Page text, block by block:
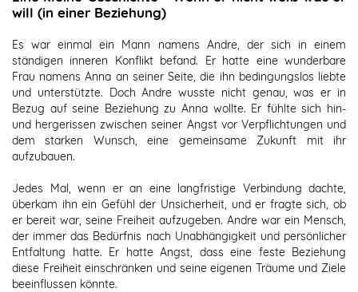
will (in einer Beziehung)
Es war einmal ein Mann namens Andre, der sich in einem
ständigen inneren Konflikt befand. Er hatte eine wunderbare
Frau namens Anna an seiner Seite, die ihn bedingungslos liebte
und unterstützte. Doch Andre wusste nicht genau, was er in
Bezug auf seine Beziehung zu Anna wollte. Er fühlte sich hin-
und hergerissen zwischen seiner Angst vor Verpflichtungen und
dem starken Wunsch, eine gemeinsame Zukunft mit ihr
aufzubauen.
Jedes Mal, wenn er an eine langfristige Verbindung dachte,
überkam ihn ein Gefühl der Unsicherheit, und er fragte sich, ob
er bereit war, seine Freiheit aufzugeben. Andre war ein Mensch,
der immer das Bedürfnis nach Unabhängigkeit und persönlicher
Entfaltung hatte. Er hatte Angst, dass eine feste Beziehung
diese Freiheit einschränken und seine eigenen Träume und Ziele
beeinflussen könnte.